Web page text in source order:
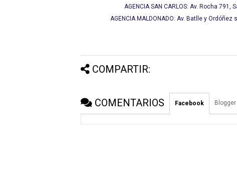
AGENCIA SAN CARLOS: Av. Rocha
AGENCIA MALDONADO: Av. Batlle y
COMPARTIR:
COMENTARIOS Facebook Blogger